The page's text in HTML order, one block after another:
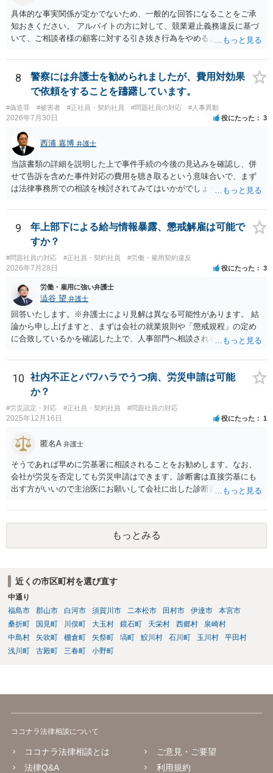
具体的な事実関係が定かでないため、一般的な回答になることをご承
知おきください。 アルバイトの方に対して、競業避止義務違反に基づ
いて、ご相談者様の顧客に対する引き抜き行為をやめるように求める
いてネイルサロンを開業していることや、同意なく顧客の電話番号やL
INEアカウント、メールアドレス等を持ち出して勧誘をしていることに
ついては、競業避止義務に違反しているものと考えられます。 もっと
も、正式には退職していないものの、出社もしていないということで
すと、在職中か退職扱いとなるかで争いになり、競業避止義務条項の
有効性が問題になるところであり、損害賠償請求を行うにしても損害
の主張・立証が容易ではないため、労働法を扱う弁護士にご相談され
るのがよいと思われます。
8
警察には弁護士を勧められましたが、費用対効果
で依頼をすることを躊躇しています。
#偽造罪 #被害者 #正社員・契約社員 #問題社員の対応 #人事異動
2026年7月30日 役にたった 3
西浦 嘉博 弁護士
当該書類の詳細を説明した上で事件手続の今後の見込みを確認し、併
せて告訴を含めた事件対応の費用を聴き取るという意味合いで、まず
は法律事務所での相談を検討されてみてはいかがでしょうか。 上記、
9
年上部下による給与情報暴露、懲戒解雇は可能で
すか？
#問題社員の対応 #正社員・契約社員 #労働・雇用契約違反
2026年7月28日 役にたった 3
労働・雇用に強い弁護士
澁谷 望 弁護士
回答いたします。※弁護士により見解は異なる可能性があります。 結
論から申し上げますと、まずは会社の就業規則や「懲戒規程」の定め
に合致しているかを確認した上で、人事部門へ相談されることが最優
ものの、重い懲戒処分の対象には十分なり得ます。 名誉や評価の回復
については、会社側に「部下の不正行為による情報漏洩」と正式に認
定させ、誤認した他部署への適切なフォローや周知を求めるのが有効
です。 あるいは、懲戒があったことを社内で周知される手続があるの
ならば、それにより軽微ながら回復はできるかもしれません。 さらに
個人としても、相手に対してプライバシー侵害等に基づく損害賠償
（慰謝料）を請求する選択肢がありえます（ただし、金額は多額にな
らない可能性があります。）。
10
社内不正とパワハラでうつ病、労災申請は可能
か？
#労災認定・対応 #正社員・契約社員 #問題社員の対応
2025年12月16日 役にたった 1
匿名A 弁護士
そうであれば早めに労基署に相談されることをお勧めします。なお、
会社が労災を否定しても労災申請はできます。診断書は直接労基にも
出す方がいいので主治医にお願いして会社に出した診断書の写しをも
もっとみる
近くの市区町村を選び直す
中通り
福島市
郡山市 白河市 須賀川市 二本松市 田村市 伊達市
本宮市
桑折町
国見町 川俣町 大玉村 鏡石町 天栄村 西郷村
泉崎村
中島村
矢吹町 棚倉町 矢祭町 塙町 鮫川村 石川町 玉川村
平田村
浅川町
古殿町 三春町 小野町
ココナラ法律相談について
ココナラ法律相談とは
法律Q&A
ご意見・ご要望
利用規約